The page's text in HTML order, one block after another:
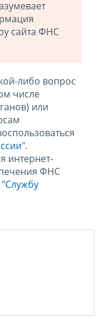
сайта ФНС
либо вопрос
числе
или
.
интернет-
ФНС
"Службу